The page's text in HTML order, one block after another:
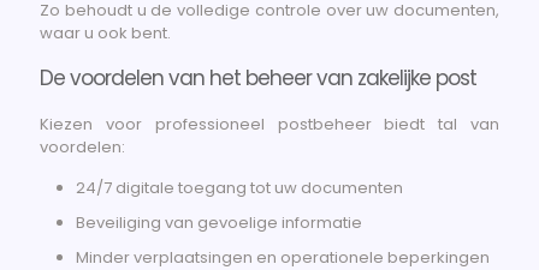
Zo behoudt u de volledige controle over uw documenten,
waar u ook bent.
De voordelen van het beheer van zakelijke post
Kiezen voor professioneel postbeheer biedt tal van
voordelen:
24/7 digitale toegang tot uw documenten
Beveiliging van gevoelige informatie
Minder verplaatsingen en operationele beperkingen